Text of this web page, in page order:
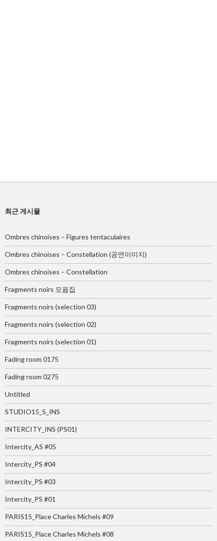
최근 게시물
Ombres chinoises – Figures tentaculaires
Ombres chinoises – Constellation (공연이미지)
Ombres chinoises – Constellation
Fragments noirs 모음집
Fragments noirs (selection 03)
Fragments noirs (selection 02)
Fragments noirs (selection 01)
Fading room 0175
Fading room 0275
Untitled
STUDIO15_S_INS
INTERCITY_INS (PS01)
Intercity_AS #05
Intercity_PS #04
Intercity_PS #03
Intercity_PS #01
PARIS15_Place Charles Michels #09
PARIS15_Place Charles Michels #08